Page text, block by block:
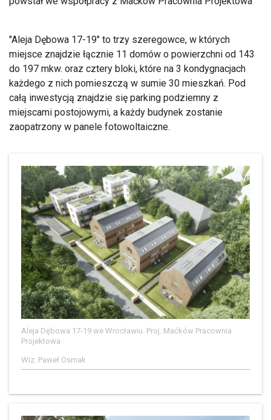
"Aleja Dębowa 17-19" to trzy szeregowce, w których
miejsce znajdzie łącznie 11 domów o powierzchni od 143
do 197 mkw. oraz cztery bloki, które na 3 kondygnacjach
każdego z nich pomieszczą w sumie 30 mieszkań. Pod
całą inwestycją znajdzie się parking podziemny z
miejscami postojowymi, a każdy budynek zostanie
zaopatrzony w panele fotowoltaiczne.
Aleja Dębowa 17-19 we Wrocławiu. Proj. Maćków Pracownia
Projektowa
Wiz. Paweł Osmak